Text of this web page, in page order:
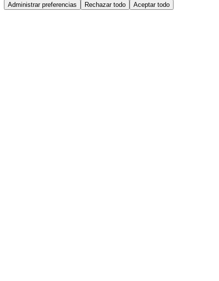
Administrar preferencias Rechazar todo Aceptar todo